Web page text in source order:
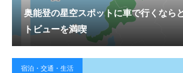
奥能登の星空スポットに車で行くなら
トビューを満喫
宿泊・交通・生活